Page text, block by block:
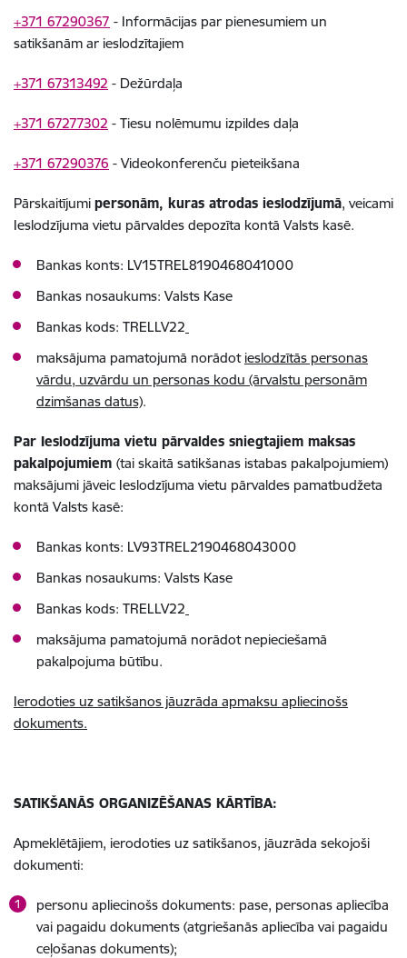
+371 67290367 - Informācijas par pienesumiem un
satikšanām ar ieslodzītajiem
+371 67313492 - Dežūrdaļa
+371 67277302 - Tiesu nolēmumu izpildes daļa
+371 67290376 - Videokonferenču pieteikšana
Pārskaitījumi personām, kuras atrodas ieslodzījumā, veicami
Ieslodzījuma vietu pārvaldes depozīta kontā Valsts kasē.
Bankas konts: LV15TREL8190468041000
Bankas nosaukums: Valsts Kase
Bankas kods: TRELLV22
maksājuma pamatojumā norādot ieslodzītās personas
vārdu, uzvārdu un personas kodu (ārvalstu personām
dzimšanas datus).
Par Ieslodzījuma vietu pārvaldes sniegtajiem maksas
pakalpojumiem (tai skaitā satikšanas istabas pakalpojumiem)
maksājumi jāveic Ieslodzījuma vietu pārvaldes pamatbudžeta
kontā Valsts kasē:
Bankas konts: LV93TREL2190468043000
Bankas nosaukums: Valsts Kase
Bankas kods: TRELLV22
maksājuma pamatojumā norādot nepieciešamā
pakalpojuma būtību.
Ierodoties uz satikšanos jāuzrāda apmaksu apliecinošs
dokuments.
SATIKŠANĀS ORGANIZĒŠANAS KĀRTĪBA:
Apmeklētājiem, ierodoties uz satikšanos, jāuzrāda sekojoši
dokumenti:
personu apliecinošs dokuments: pase, personas apliecība
vai pagaidu dokuments (atgriešanās apliecība vai pagaidu
ceļošanas dokuments);